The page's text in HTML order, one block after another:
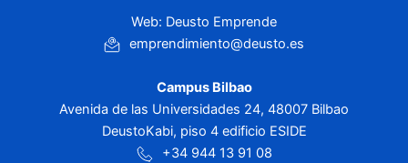
Web: Deusto Emprende
emprendimiento@deusto.es
Campus Bilbao
Avenida de las Universidades 24, 48007 Bilbao
DeustoKabi, piso 4 edificio ESIDE
+34 944 13 91 08